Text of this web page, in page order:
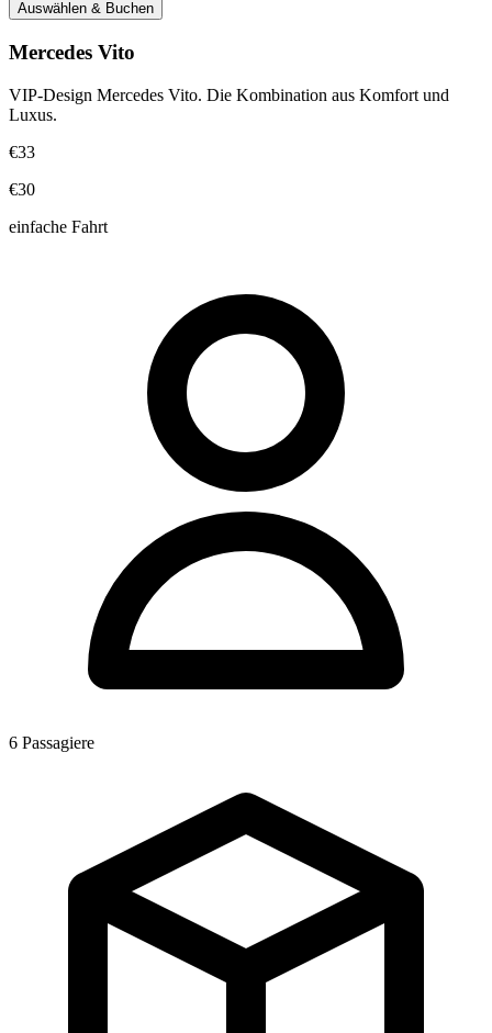
Auswählen & Buchen
Mercedes Vito
VIP-Design Mercedes Vito. Die Kombination aus Komfort und
Luxus.
€33
€30
einfache Fahrt
6 Passagiere